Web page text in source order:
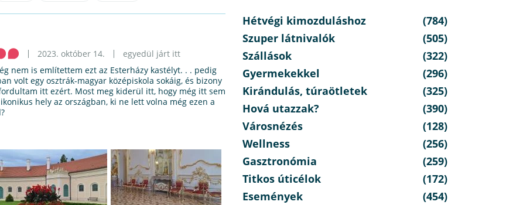
2023. október 14.
egyedül járt itt
nem is említettem ezt az Esterházy kastélyt. . . pedig
volt egy osztrák-magyar középiskola sokáig, és bizony
itt ezért. Most meg kiderül itt, hogy még itt sem
hely az országban, ki ne lett volna még ezen a
Hétvégi kimozduláshoz
(784)
Szuper látnivalók
(505)
Szállások
(322)
Gyermekekkel
(296)
Kirándulás, túraötletek
(325)
Hová utazzak?
(390)
Városnézés
(128)
Wellness
(256)
Gasztronómia
(259)
Titkos úticélok
(172)
Események
(454)